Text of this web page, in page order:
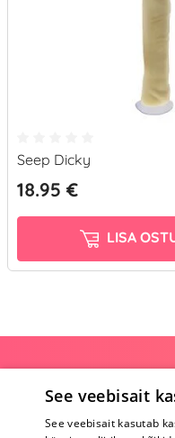
Seep Dicky
18.95 €
LISA
See veebisait
See veebisait kasutab